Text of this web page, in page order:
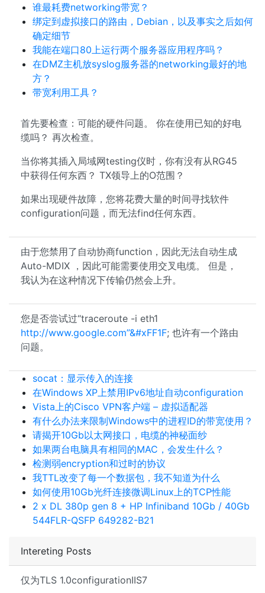
Intereting Posts
仅为TLS 1.0configurationIIS7
谁最耗费networking带宽？
绑定到虚拟接口的路由，Debian，以及事实之后如何
确定细节
我能在端口80上运行两个服务器应用程序吗？
在DMZ主机放syslog服务器的networking最好的地
方？
带宽利用工具？
首先要检查：可能的硬件问题。 你在使用已知的好电
缆吗？ 再次检查。
当你将其插入局域网testing仪时，你有没有从RG45
中获得任何东西？ TX领导上的O范围？
如果出现硬件故障，您将花费大量的时间寻找软件
configuration问题，而无法find任何东西。
由于您禁用了自动协商function，因此无法自动生成
Auto-MDIX ，因此可能需要使用交叉电缆。 但是，
我认为在这种情况下传输仍然会上升。
您是否尝试过“traceroute -i eth1
http://www.google.com”&#xFF1F; 也许有一个路由
问题。
socat：显示传入的连接
在Windows XP上禁用IPv6地址自动configuration
Vista上的Cisco VPN客户端 – 虚拟适配器
有什么办法来限制Windows中的进程ID的带宽使用？
请揭开10Gb以太网接口，电缆的神秘面纱
如果两台电脑具有相同的MAC，会发生什么？
检测弱encryption和过时的协议
我TTL改变了每一个数据包，我不知道为什么
如何使用10Gb光纤连接微调Linux上的TCP性能
2 x DL 380p gen 8 + HP Infiniband 10Gb / 40Gb
544FLR-QSFP 649282-B21